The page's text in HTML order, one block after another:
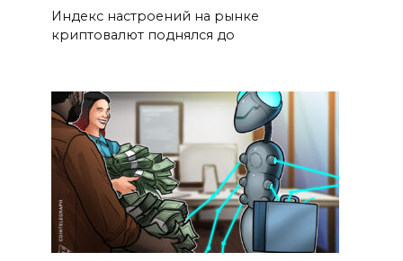
Индекс настроений на рынке
криптовалют поднялся до